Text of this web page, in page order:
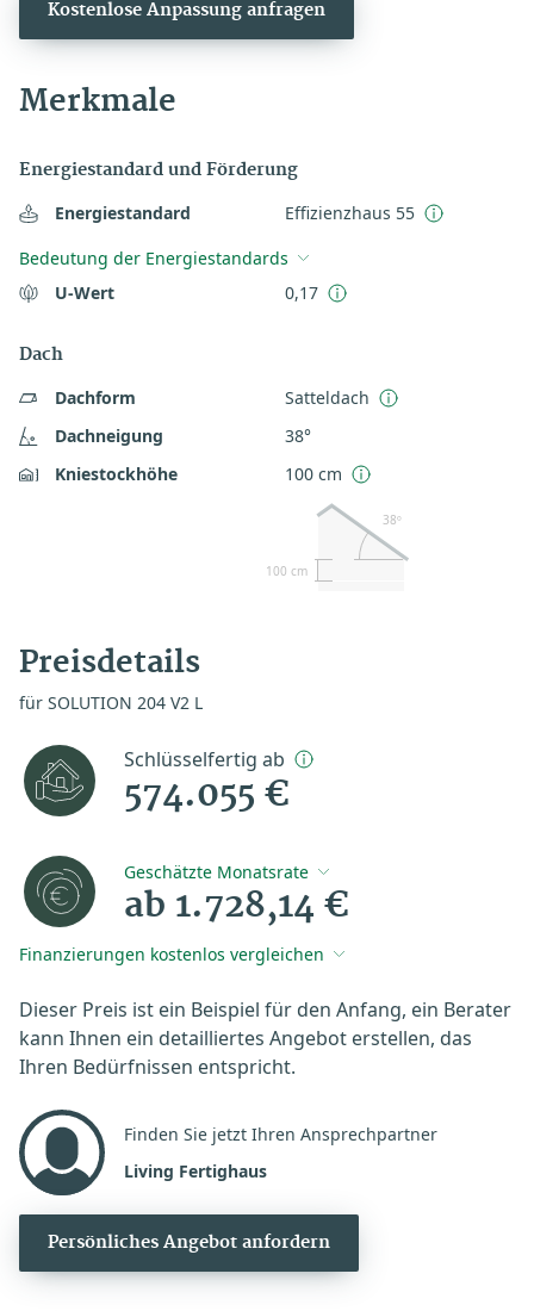
Kostenlose Anpassung anfragen
Merkmale
Energiestandard und Förderung
Energiestandard
Effizienzhaus 55
Bedeutung der Energiestandards
U-Wert
0,17
Dach
Dachform
Satteldach
Dachneigung
38°
Kniestockhöhe
100 cm
100 cm
38º
Preisdetails
für SOLUTION 204 V2 L
Schlüsselfertig ab
574.055 €
Geschätzte Monatsrate
ab 1.728,14 €
Finanzierungen kostenlos vergleichen
Dieser Preis ist ein Beispiel für den Anfang, ein Berater
kann Ihnen ein detailliertes Angebot erstellen, das
Ihren Bedürfnissen entspricht.
Finden Sie jetzt Ihren Ansprechpartner
Living Fertighaus
Persönliches Angebot anfordern